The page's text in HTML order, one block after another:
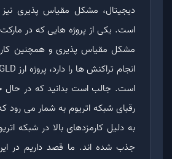
دیجیتال، مشکل مقیاس پذیری نیز
است. یکی از پروژه هایی که در
مشکل مقیاس پذیری و همچنین
است. جالب است بدانید که در حال
رقبای شبکه اتریوم به شمار می رود
به دلیل کارمزدهای بالا در شبکه
جذب شده اند. ما قصد داریم در